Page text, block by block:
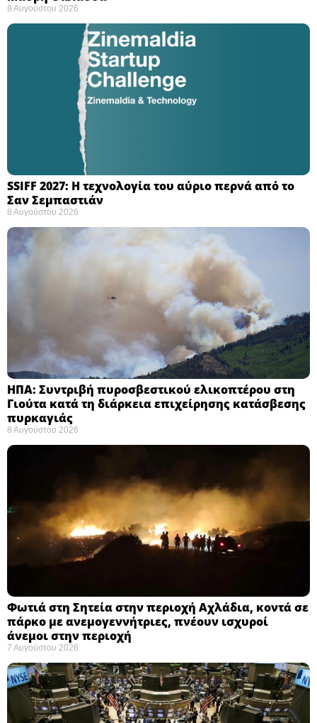
8 Αυγούστου 2026
SSIFF 2027: Η τεχνολογία του αύριο περνά από το
Σαν Σεμπαστιάν ​
8 Αυγούστου 2026
ΗΠΑ: Συντριβή πυροσβεστικού ελικοπτέρου στη
Γιούτα κατά τη διάρκεια επιχείρησης κατάσβεσης
πυρκαγιάς ​
8 Αυγούστου 2026
Φωτιά στη Σητεία στην περιοχή Αχλάδια, κοντά σε
πάρκο με ανεμογεννήτριες, πνέουν ισχυροί
άνεμοι στην περιοχή
7 Αυγούστου 2026